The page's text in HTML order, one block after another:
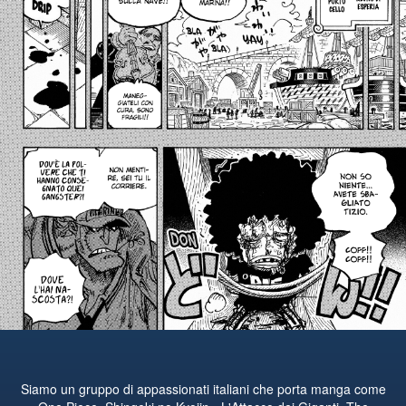
Siamo un gruppo di appassionati italiani che porta manga come